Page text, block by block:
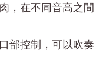
，在不同音高之間
部控制，可以吹奏